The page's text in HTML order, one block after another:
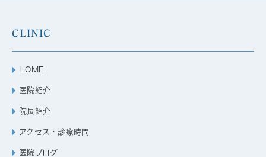
CLINIC
HOME
医院紹介
院長紹介
アクセス・診療時間
医院ブログ